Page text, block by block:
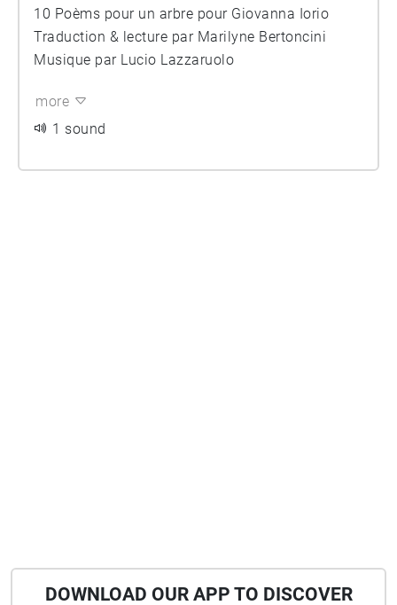
10 Poèms pour un arbre pour Giovanna Iorio
Traduction & lecture par Marilyne Bertoncini
Musique par Lucio Lazzaruolo
more
1 sound
DOWNLOAD OUR APP TO DISCOVER